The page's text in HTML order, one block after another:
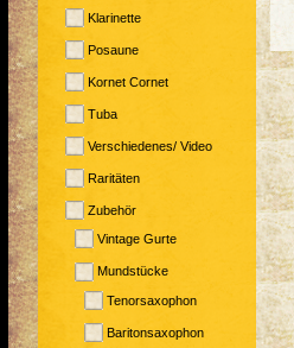
Klarinette
Posaune
Kornet Cornet
Tuba
Verschiedenes/ Video
Raritäten
Zubehör
Vintage Gurte
Mundstücke
Tenorsaxophon
Baritonsaxophon